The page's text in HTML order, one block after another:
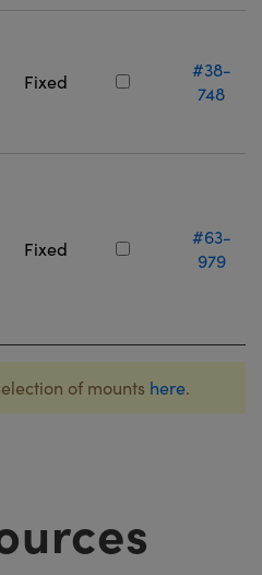
Fixed
#38-
748
Fixed
#63-
979
of mounts here.